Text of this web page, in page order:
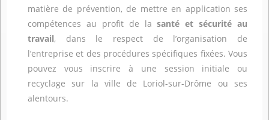
matière de prévention, de mettre en application ses
compétences au profit de lasanté et sécurité au
travail, dans le respect de l’organisation de
l’entreprise et des procédures spécifiques fixées. Vous
pouvez vous inscrire à une session initiale ou
recyclage sur la ville de Loriol-sur-Drôme ou ses
alentours.